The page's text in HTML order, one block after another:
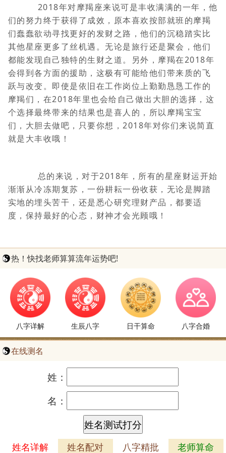
2018年对摩羯座来说可是丰收满满的一年，他
们的努力终于获得了成效，原本喜欢按部就班的摩羯
们蠢蠢欲动寻找更好的发财之路，他们的沉稳踏实比
其他星座更多了丝机遇。无论是旅行还是聚会，他们
都能发现自己独特的生财之道。另外，摩羯在2018年
会得到各方面的援助，这极有可能给他们带来质的飞
跃与改变。即使是依旧在工作岗位上勤勤恳恳工作的
摩羯们，在2018年里也会给自己做出大胆的选择，这
个选择最终带来的结果也是喜人的，所以摩羯宝宝
们，大胆去做吧，只要你想，2018年对你们来说简直
就是大丰收哦！
总的来说，对于2018年，所有的星座财运开始
渐渐从冷冻期复苏，一份耕耘一份收获，无论是脚踏
实地的埋头苦干，还是悉心研究理财产品，都要适
度，保持最好的心态，财神才会光顾哦！
热！快找老师算算流年运势吧!
八字详解 生辰八字 日干算命 八字合婚
在线测名
姓：
名：
姓名详解 姓名配对 八字精批 老师算命